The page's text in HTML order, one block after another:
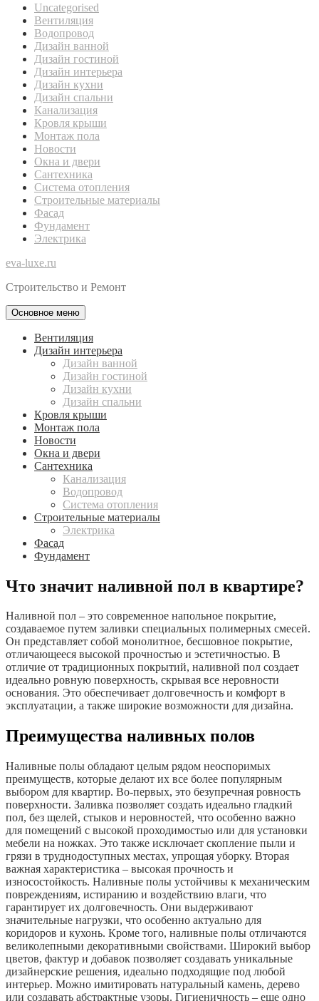
Uncategorised
Вентиляция
Водопровод
Дизайн ванной
Дизайн гостиной
Дизайн интерьера
Дизайн кухни
Дизайн спальни
Канализация
Кровля крыши
Монтаж пола
Новости
Окна и двери
Сантехника
Система отопления
Строительные материалы
Фасад
Фундамент
Электрика
eva-luxe.ru
Строительство и Ремонт
Основное меню
Вентиляция
Дизайн интерьера
Дизайн ванной
Дизайн гостиной
Дизайн кухни
Дизайн спальни
Кровля крыши
Монтаж пола
Новости
Окна и двери
Сантехника
Канализация
Водопровод
Система отопления
Строительные материалы
Электрика
Фасад
Фундамент
Что значит наливной пол в квартире?
Наливной пол – это современное напольное покрытие,
создаваемое путем заливки специальных полимерных смесей.
Он представляет собой монолитное, бесшовное покрытие,
отличающееся высокой прочностью и эстетичностью. В
отличие от традиционных покрытий, наливной пол создает
идеально ровную поверхность, скрывая все неровности
основания. Это обеспечивает долговечность и комфорт в
эксплуатации, а также широкие возможности для дизайна.
Преимущества наливных полов
Наливные полы обладают целым рядом неоспоримых
преимуществ, которые делают их все более популярным
выбором для квартир. Во-первых, это безупречная ровность
поверхности. Заливка позволяет создать идеально гладкий
пол, без щелей, стыков и неровностей, что особенно важно
для помещений с высокой проходимостью или для установки
мебели на ножках. Это также исключает скопление пыли и
грязи в труднодоступных местах, упрощая уборку. Вторая
важная характеристика – высокая прочность и
износостойкость. Наливные полы устойчивы к механическим
повреждениям, истиранию и воздействию влаги, что
гарантирует их долговечность. Они выдерживают
значительные нагрузки, что особенно актуально для
коридоров и кухонь. Кроме того, наливные полы отличаются
великолепными декоративными свойствами. Широкий выбор
цветов, фактур и добавок позволяет создавать уникальные
дизайнерские решения, идеально подходящие под любой
интерьер. Можно имитировать натуральный камень, дерево
или создавать абстрактные узоры. Гигиеничность – еще одно